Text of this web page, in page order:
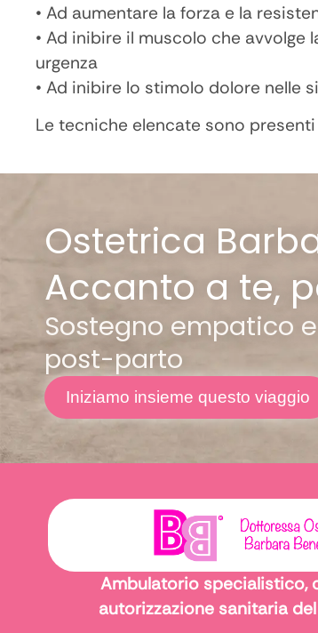
• Ad aumentare la forza e la
• Ad inibire il muscolo che
urgenza
• Ad inibire lo stimolo dolore nelle
Le tecniche elencate sono
Ostetrica
Accanto a te,
Sostegno empatico
post-parto
Iniziamo insieme questo viaggio
Ambulatorio specialistico,
autorizzazione sanitaria